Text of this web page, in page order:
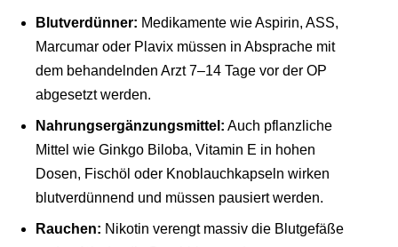
Blutverdünner: Medikamente wie Aspirin, ASS,
Marcumar oder Plavix müssen in Absprache mit
dem behandelnden Arzt 7–14 Tage vor der OP
abgesetzt werden.
Nahrungsergänzungsmittel: Auch pflanzliche
Mittel wie Ginkgo Biloba, Vitamin E in hohen
Dosen, Fischöl oder Knoblauchkapseln wirken
blutverdünnend und müssen pausiert werden.
Rauchen: Nikotin verengt massiv die Blutgefäße